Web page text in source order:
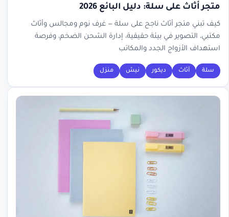
متجر أثاث على سلة: دليل البائع 2026
كيف تبني متجر أثاث ناجح على سلة — غرف نوم ومجالس وأثاث
مكتبي، التصوير في بيئة حقيقية، إدارة الشحن الضخم، وفرصة
استهداف الأزواج الجدد والمكاتب
سلة أثاث ديكور نيش منزل